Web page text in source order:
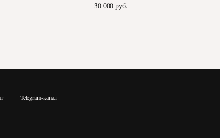
30 000 руб.
Telegram-канал